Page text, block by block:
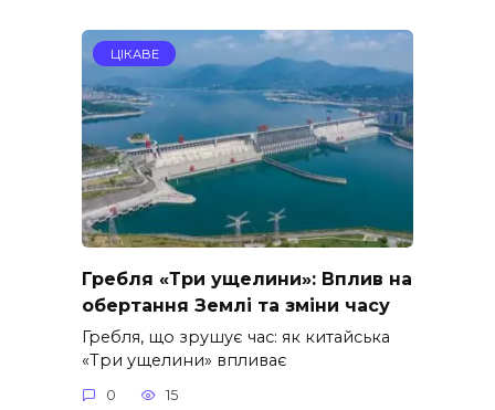
ЦІКАВЕ
Гребля «Три ущелини»: Вплив на
обертання Землі та зміни часу
Гребля, що зрушує час: як китайська
«Три ущелини» впливає
0 15